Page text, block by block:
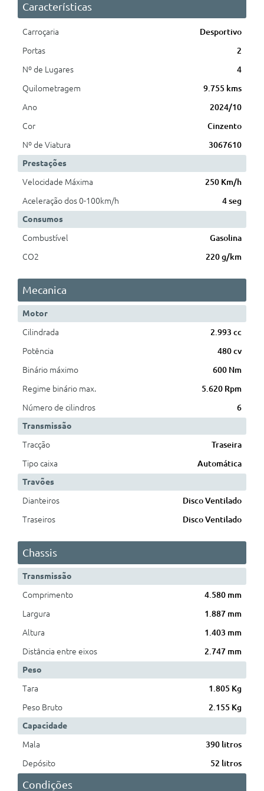
Características
Carroçaria
Desportivo
Portas
2
Nº de Lugares
4
Quilometragem
9.755 kms
Ano
2024/10
Cor
Cinzento
Nº de Viatura
3067610
Prestações
Velocidade Máxima
250 Km/h
Aceleração dos 0-100km/h
4 seg
Consumos
Combustível
Gasolina
CO2
220 g/km
Mecanica
Motor
Cilindrada
2.993 cc
Potência
480 cv
Binário máximo
600 Nm
Regime binário max.
5.620 Rpm
Número de cilindros
6
Transmissão
Tracção
Traseira
Tipo caixa
Automática
Travões
Dianteiros
Disco Ventilado
Traseiros
Disco Ventilado
Chassis
Transmissão
Comprimento
4.580 mm
Largura
1.887 mm
Altura
1.403 mm
Distância entre eixos
2.747 mm
Peso
Tara
1.805 Kg
Peso Bruto
2.155 Kg
Capacidade
Mala
390 litros
Depósito
52 litros
Condições